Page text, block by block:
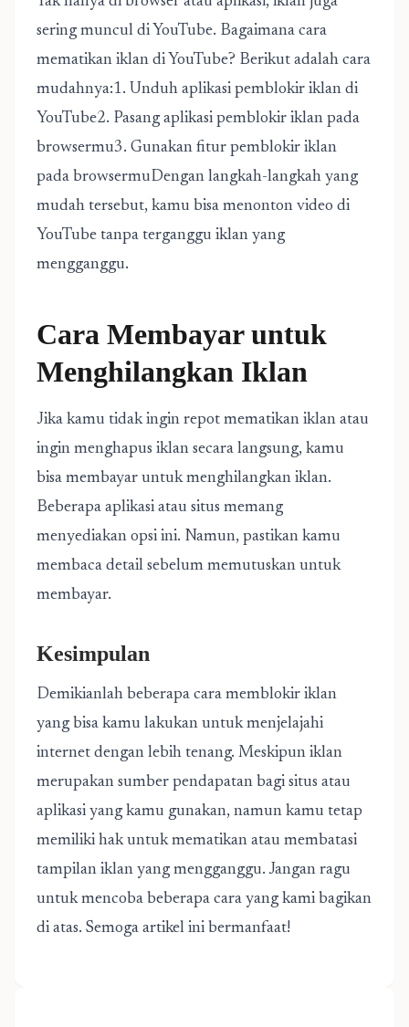
sering muncul di YouTube. Bagaimana cara
mematikan iklan di YouTube? Berikut adalah cara
mudahnya:1. Unduh aplikasi pemblokir iklan di
YouTube2. Pasang aplikasi pemblokir iklan pada
browsermu3. Gunakan fitur pemblokir iklan
pada browsermuDengan langkah-langkah yang
mudah tersebut, kamu bisa menonton video di
YouTube tanpa terganggu iklan yang
mengganggu.
Cara Membayar untuk
Menghilangkan Iklan
Jika kamu tidak ingin repot mematikan iklan atau
ingin menghapus iklan secara langsung, kamu
bisa membayar untuk menghilangkan iklan.
Beberapa aplikasi atau situs memang
menyediakan opsi ini. Namun, pastikan kamu
membaca detail sebelum memutuskan untuk
membayar.
Kesimpulan
Demikianlah beberapa cara memblokir iklan
yang bisa kamu lakukan untuk menjelajahi
internet dengan lebih tenang. Meskipun iklan
merupakan sumber pendapatan bagi situs atau
aplikasi yang kamu gunakan, namun kamu tetap
memiliki hak untuk mematikan atau membatasi
tampilan iklan yang mengganggu. Jangan ragu
untuk mencoba beberapa cara yang kami bagikan
di atas. Semoga artikel ini bermanfaat!